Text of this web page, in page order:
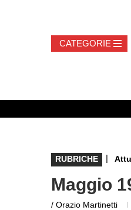
RUBRICHE |
Maggio
/ Orazio Martinetti